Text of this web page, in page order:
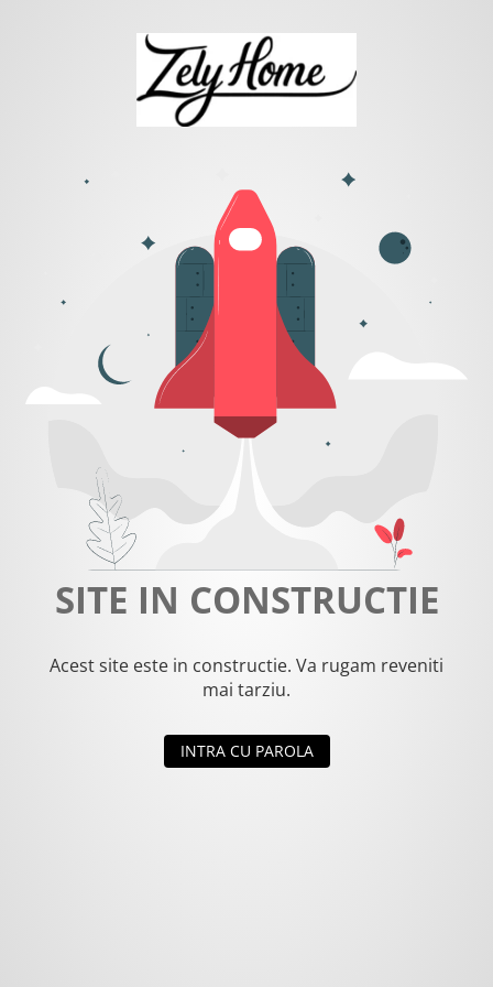
SITE IN CONSTRUCTIE
Acest site este in constructie. Va rugam reveniti
mai tarziu.
INTRA CU PAROLA